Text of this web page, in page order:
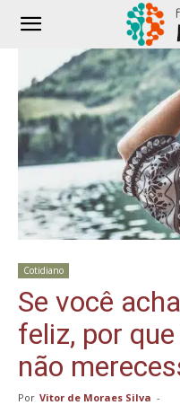
Cotidiano
Se você
feliz, por
não
Por Vitor de Moraes Silva -